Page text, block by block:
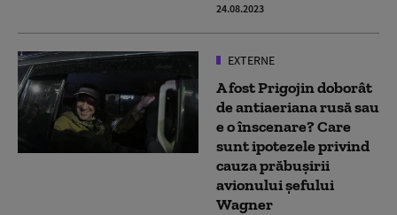
24.08.2023
EXTERNE
A fost Prigojin doborât
de antiaeriana rusă sau
e o înscenare? Care
sunt ipotezele privind
cauza prăbușirii
avionului șefului
Wagner